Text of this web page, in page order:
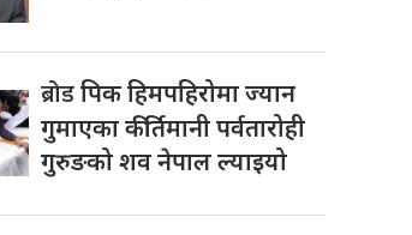
ब्रोडपिक हिमपहिरोमा ज्यान
गुमाएका कीर्तिमानी पर्वतारोही
गुरुङको शव नेपाल ल्याइयो